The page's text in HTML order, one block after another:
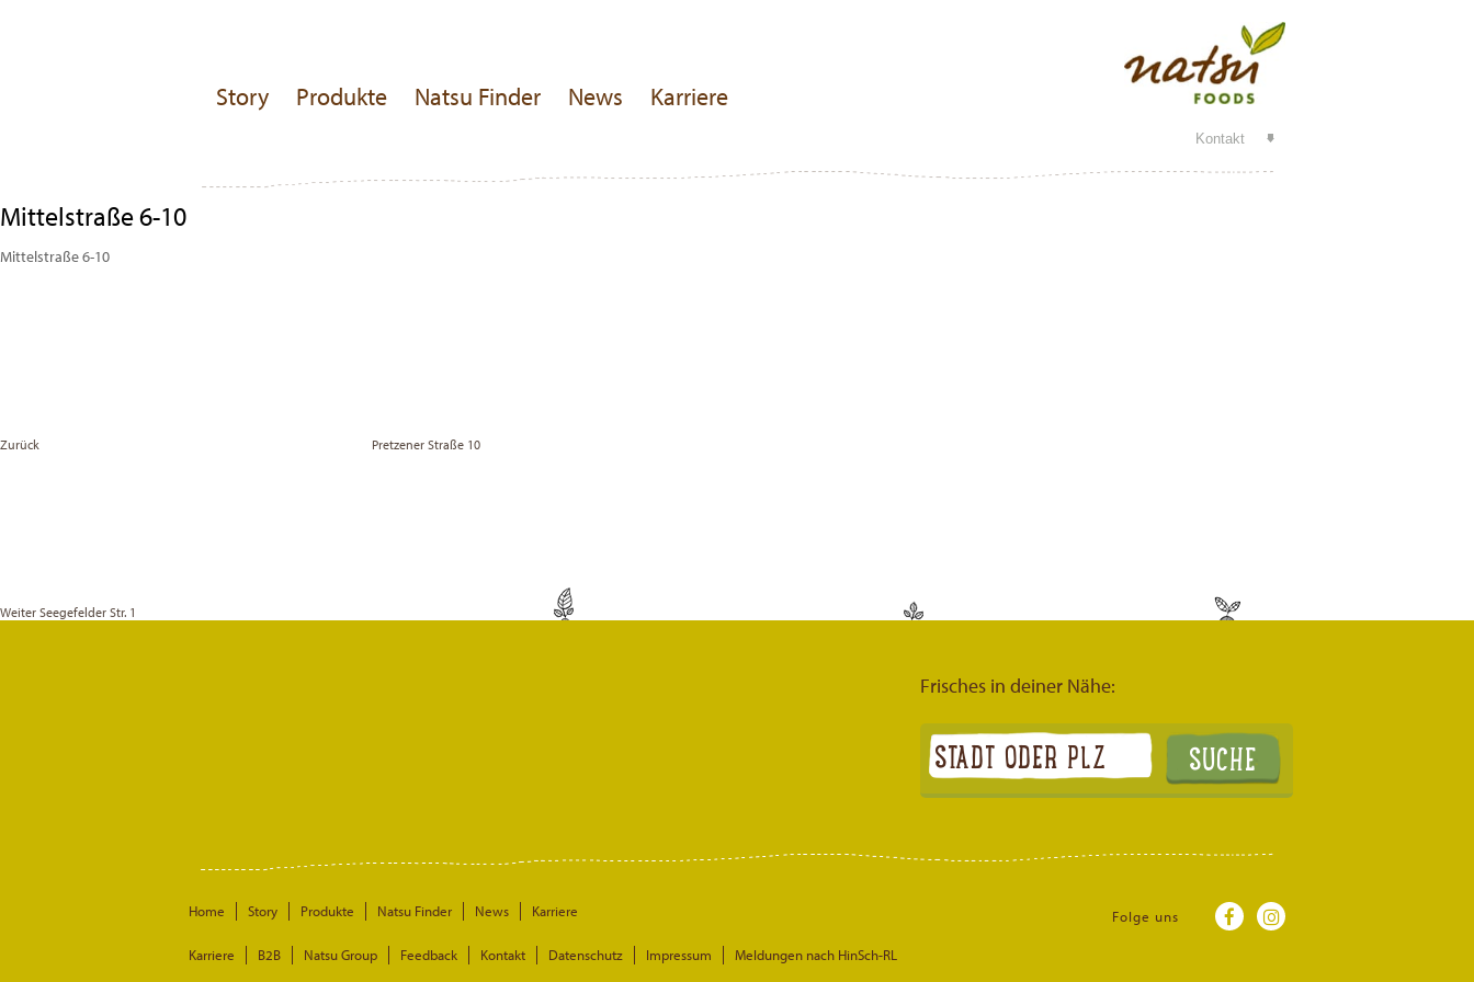
Story Produkte Natsu Finder News Karriere
Kontakt
Mittelstraße 6-10
Mittelstraße 6-10
Zurück
Pretzener Straße 10
Weiter Seegefelder Str. 1
Frisches in deiner Nähe:
Folge uns
Home Story Produkte Natsu Finder News Karriere
Karriere B2B Natsu Group Feedback Kontakt Datenschutz Impressum Meldungen nach HinSch-RL